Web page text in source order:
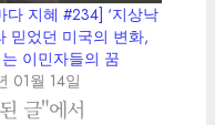
다 지혜 #234] ‘지상낙
믿었던 미국의 변화,
이민자들의 꿈
01월 14일
글"에서